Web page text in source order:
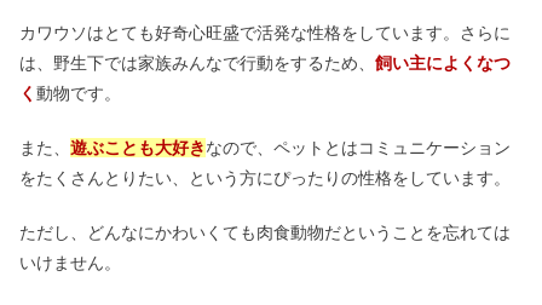
カワウソはとても好奇心旺盛で活発な性格をしています。さらに
は、野生下では家族みんなで行動をするため、 飼い主によくなつ
く 動物です。
また、 遊ぶことも大好きなので、ペットとはコミュニケーション
をたくさんとりたい、という方にぴったりの性格をしています。
ただし、どんなにかわいくても肉食動物だということを忘れては
いけません。